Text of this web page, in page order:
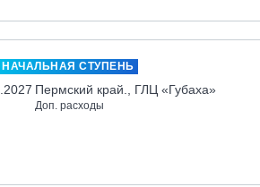
НАЧАЛЬНАЯ СТУПЕНЬ
Пермский край., ГЛЦ «Губаха»
Доп. расходы